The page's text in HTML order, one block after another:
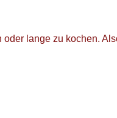
lange zu kochen.